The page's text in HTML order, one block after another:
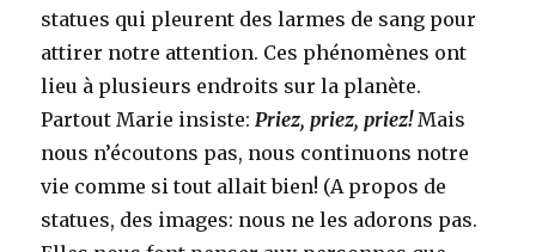
statues qui pleurent des larmes de sang pour
attirer notre attention. Ces phénomènes ont
lieu à plusieurs endroits sur la planète.
Partout Marie insiste: Priez, priez, priez! Mais
nous n’écoutons pas, nous continuons notre
vie comme si tout allait bien! (A propos de
statues, des images: nous ne les adorons pas.